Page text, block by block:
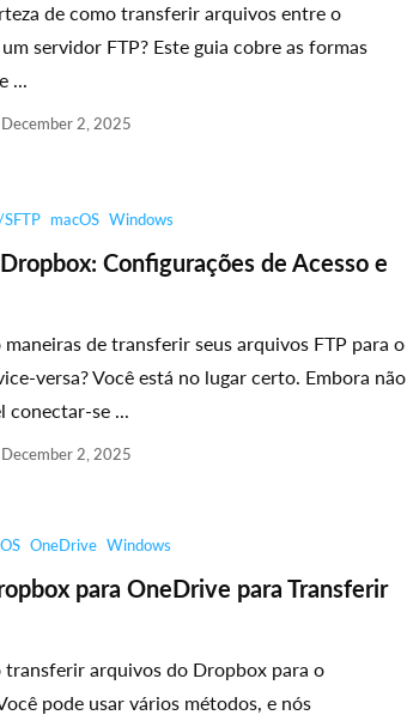
de como transferir arquivos entre o
servidor FTP? Este guia cobre as formas
...
December 2, 2025
SFTP macOS Windows
Configurações de Acesso e
de transferir seus arquivos FTP para o
versa? Você está no lugar certo. Embora não
conectar-se ...
December 2, 2025
OneDrive Windows
para OneDrive para Transferir
transferir arquivos do Dropbox para o
pode usar vários métodos, e nós